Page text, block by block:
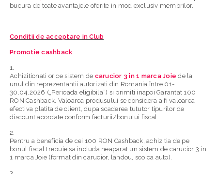
bucura de toate avantajele oferite in mod exclusiv membrilor.
Conditii de acceptare in Club
Promotie cashback
Achizitionati orice sistem de carucior 3 in 1 marca Joie de la
unul din reprezentantii autorizati din Romania între 01-
30.04.2026 („Perioada eligibila”) si primiti inapoi Garantat 100
RON Cashback. Valoarea produsului se considera a fi valoarea
efectiva platita de client, dupa scaderea tututor tipurilor de
discount acordate conform facturii/bonului fiscal.
Pentru a beneficia de cei 100 RON Cashback, achizitia de pe
bonul fiscal trebuie sa includa neaparat un sistem de carucior 3 in
1 marca Joie (format din carucior, landou, scoica auto).